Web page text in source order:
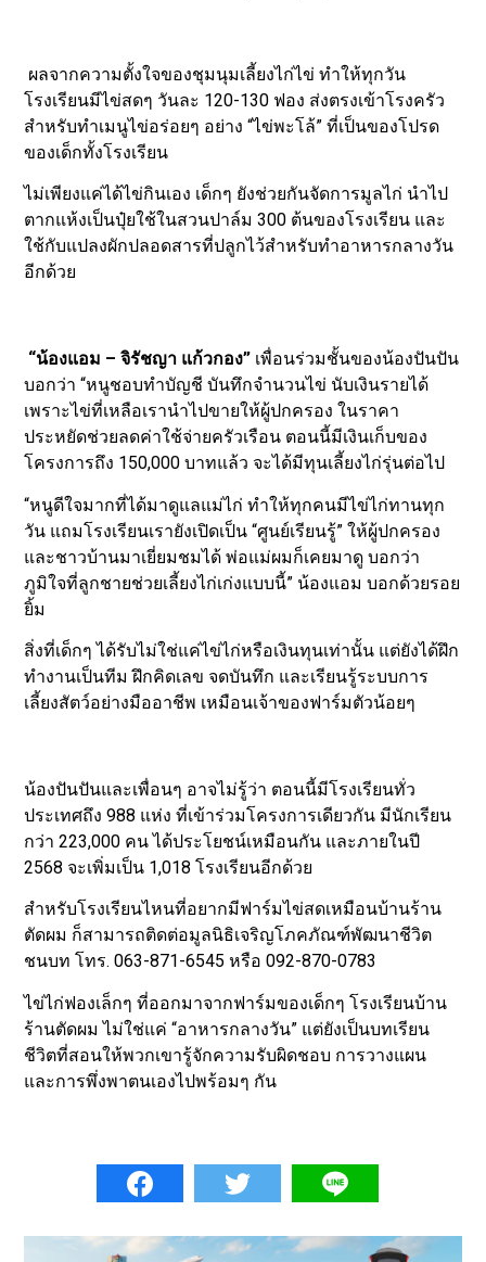
ผลจากความตั้งใจของชุมนุมเลี้ยงไก่ไข่ ทำให้ทุกวัน
โรงเรียนมีไข่สดๆ วันละ 120-130 ฟอง ส่งตรงเข้าโรงครัว
สำหรับทำเมนูไข่อร่อยๆ อย่าง “ไข่พะโล้” ที่เป็นของโปรด
ของเด็กทั้งโรงเรียน
ไม่เพียงแค่ได้ไข่กินเอง เด็กๆ ยังช่วยกันจัดการมูลไก่ นำไป
ตากแห้งเป็นปุ๋ยใช้ในสวนปาล์ม 300 ต้นของโรงเรียน และ
ใช้กับแปลงผักปลอดสารที่ปลูกไว้สำหรับทำอาหารกลางวัน
อีกด้วย
“น้องแอม – จิรัชญา แก้วกอง” เพื่อนร่วมชั้นของน้องปันปัน
บอกว่า “หนูชอบทำบัญชี บันทึกจำนวนไข่ นับเงินรายได้
เพราะไข่ที่เหลือเรานำไปขายให้ผู้ปกครอง ในราคา
ประหยัดช่วยลดค่าใช้จ่ายครัวเรือน ตอนนี้มีเงินเก็บของ
โครงการถึง 150,000 บาทแล้ว จะได้มีทุนเลี้ยงไก่รุ่นต่อไป
“หนูดีใจมากที่ได้มาดูแลแม่ไก่ ทำให้ทุกคนมีไข่ไก่ทานทุก
วัน แถมโรงเรียนเรายังเปิดเป็น “ศูนย์เรียนรู้” ให้ผู้ปกครอง
และชาวบ้านมาเยี่ยมชมได้ พ่อแม่ผมก็เคยมาดู บอกว่า
ภูมิใจที่ลูกชายช่วยเลี้ยงไก่เก่งแบบนี้” น้องแอม บอกด้วยรอย
ยิ้ม
สิ่งที่เด็กๆ ได้รับไม่ใช่แค่ไข่ไก่หรือเงินทุนเท่านั้น แต่ยังได้ฝึก
ทำงานเป็นทีม ฝึกคิดเลข จดบันทึก และเรียนรู้ระบบการ
เลี้ยงสัตว์อย่างมืออาชีพ เหมือนเจ้าของฟาร์มตัวน้อยๆ
น้องปันปันและเพื่อนๆ อาจไม่รู้ว่า ตอนนี้มีโรงเรียนทั่ว
ประเทศถึง 988 แห่ง ที่เข้าร่วมโครงการเดียวกัน มีนักเรียน
กว่า 223,000 คน ได้ประโยชน์เหมือนกัน และภายในปี
2568 จะเพิ่มเป็น 1,018 โรงเรียนอีกด้วย
สำหรับโรงเรียนไหนที่อยากมีฟาร์มไข่สดเหมือนบ้านร้าน
ตัดผม ก็สามารถติดต่อมูลนิธิเจริญโภคภัณฑ์พัฒนาชีวิต
ชนบท โทร. 063-871-6545 หรือ 092-870-0783
ไข่ไก่ฟองเล็กๆ ที่ออกมาจากฟาร์มของเด็กๆ โรงเรียนบ้าน
ร้านตัดผม ไม่ใช่แค่ “อาหารกลางวัน” แต่ยังเป็นบทเรียน
ชีวิตที่สอนให้พวกเขารู้จักความรับผิดชอบ การวางแผน
และการพึ่งพาตนเองไปพร้อมๆ กัน